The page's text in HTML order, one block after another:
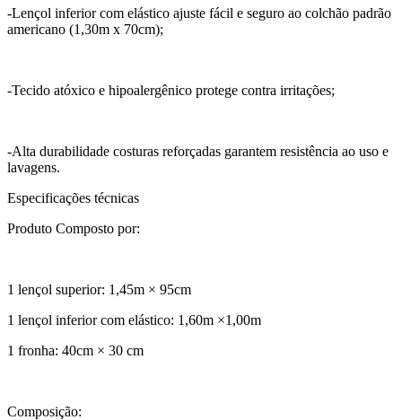
-Lençol inferior com elástico ajuste fácil e seguro ao colchão padrão
americano (1,30m x 70cm);
-Tecido atóxico e hipoalergênico protege contra irritações;
-Alta durabilidade costuras reforçadas garantem resistência ao uso e
lavagens.
Especificações técnicas
Produto Composto por:
1 lençol superior: 1,45m × 95cm
1 lençol inferior com elástico: 1,60m ×1,00m
1 fronha: 40cm × 30 cm
Composição: